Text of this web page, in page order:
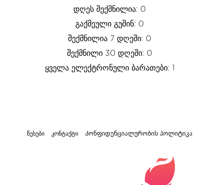
დღეს შექმნილია: 0
გაქმეული გუშინ: 0
შექმნილია 7 დღეში: 0
შექმნილი 30 დღეში: 0
ყველა ელექტრონული ბარათები: 1
წესები კონტაქტი Კონფიდენციალურობის პოლიტიკა